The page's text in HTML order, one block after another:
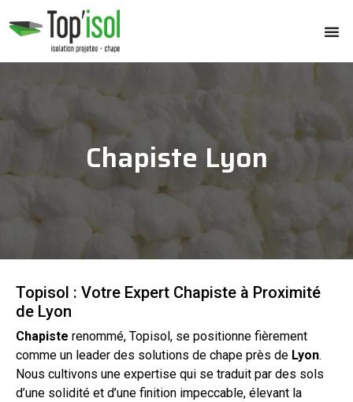
Chapiste Lyon
Topisol : Votre Expert Chapiste à Proximité
de Lyon
Chapiste renommé, Topisol, se positionne fièrement
comme un leader des solutions de chape près de Lyon.
Nous cultivons une expertise qui se traduit par des sols
d’une solidité et d’une finition impeccable, élevant la